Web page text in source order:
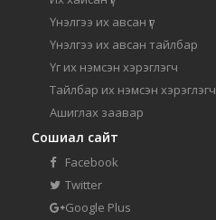
Үнэлгээ их авсан үг
Үнэлгээ их авсан тайлбар
Үг их нэмсэн хэрэглэгч
Тайлбар их нэмсэн хэрэглэгч
Ашиглах заавар
Сошиал сайт
Facebook
Twitter
Google Plus